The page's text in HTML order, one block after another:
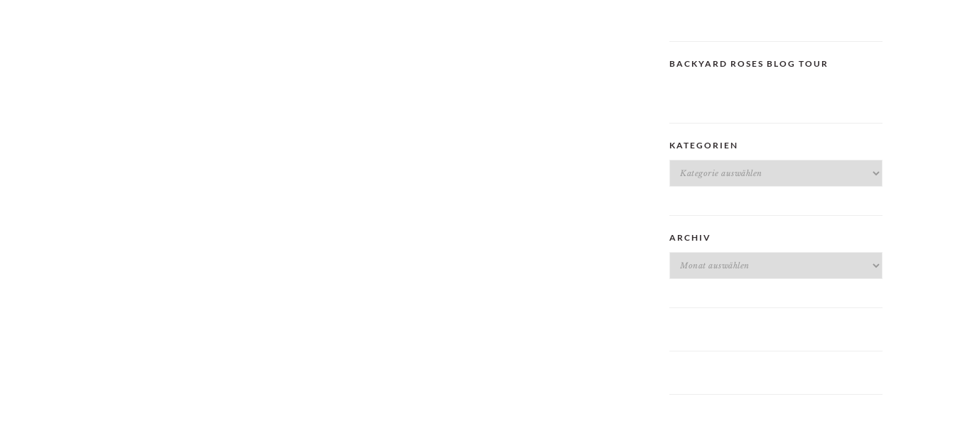
BACKYARD ROSES BLOG TOUR
KATEGORIEN
Kategorien
ARCHIV
Archiv